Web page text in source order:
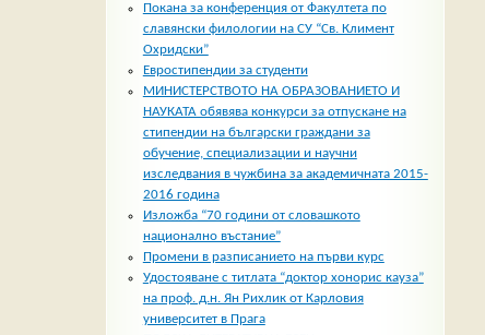
Покана за конференция от Факултета по
славянски филологии на СУ “Св. Климент
Охридски”
Евростипендии за студенти
МИНИСТЕРСТВОТО НА ОБРАЗОВАНИЕТО И
НАУКАТА обявява конкурси за отпускане на
стипендии на български граждани за
обучение, специализации и научни
изследвания в чужбина за академичната 2015-
2016 година
Изложба “70 години от словашкото
национално въстание”
Промени в разписанието на първи курс
Удостояване с титлата “доктор хонорис кауза”
на проф. д.н. Ян Рихлик от Карловия
университет в Прага